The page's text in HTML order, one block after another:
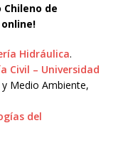
Chileno de
Hidráulica.
Civil – Universidad
Medio Ambiente,
del